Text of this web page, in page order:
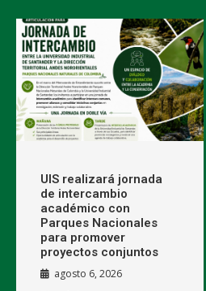
UIS realizará jornada
de intercambio
académico con
Parques Nacionales
para promover
proyectos conjuntos
agosto 6, 2026